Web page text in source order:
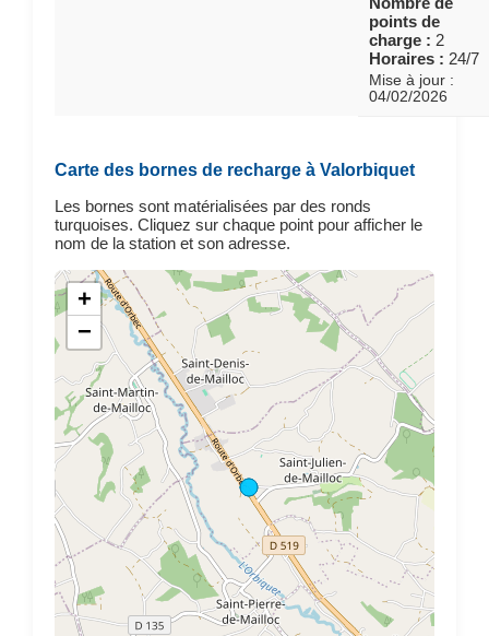
points de
charge : 2
Horaires : 24/7
Mise à jour :
04/02/2026
Carte des bornes de recharge à Valorbiquet
Les bornes sont matérialisées par des ronds
turquoises. Cliquez sur chaque point pour afficher le
nom de la station et son adresse.
+
−